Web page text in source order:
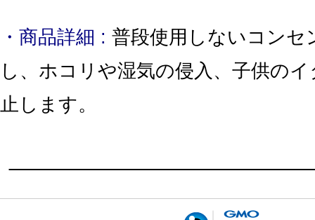
・商品詳細 : 普段使用しないコンセ
し、ホコリや湿気の侵入、子供の
止します。